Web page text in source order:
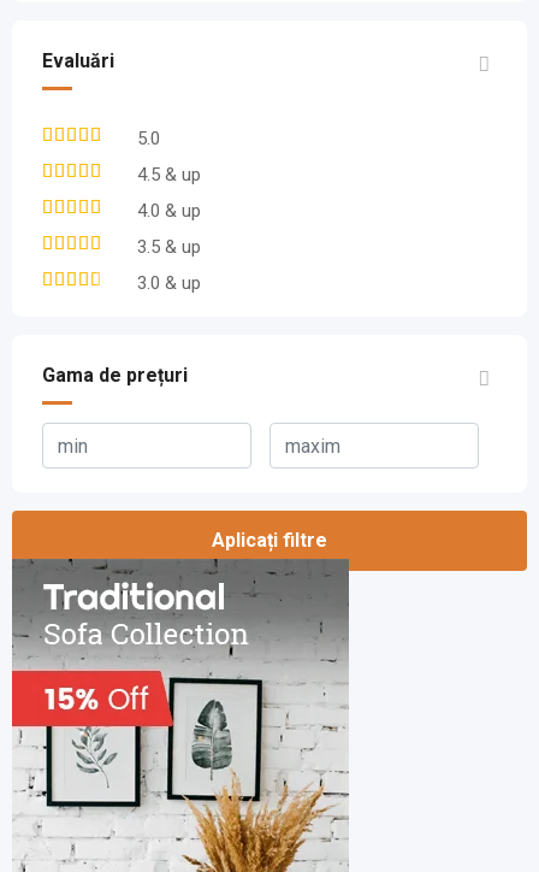
Evaluări
5.0
4.5 & up
4.0 & up
3.5 & up
3.0 & up
Gama de prețuri
Aplicați filtre